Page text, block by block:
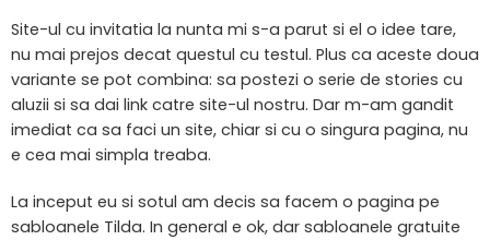
Site-ul cu invitatia la nunta mi s-a parut si el o idee tare,
nu mai prejos decat questul cu testul. Plus ca aceste doua
variante se pot combina: sa postezi o serie de stories cu
aluzii si sa dai link catre site-ul nostru. Dar m-am gandit
imediat ca sa faci un site, chiar si cu o singura pagina, nu
e cea mai simpla treaba.
La inceput eu si sotul am decis sa facem o pagina pe
sabloanele Tilda. In general e ok, dar sabloanele gratuite